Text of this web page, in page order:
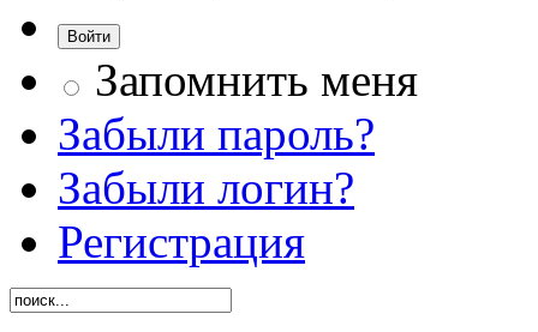
Запомнить меня
Забыли пароль?
Забыли логин?
Регистрация